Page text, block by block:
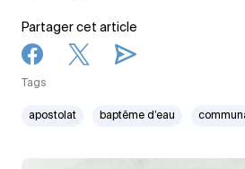
Partager cet article
Tags
apostolat baptême d’eau